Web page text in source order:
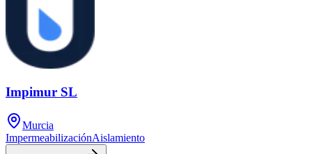
Impimur SL
Murcia
ImpermeabilizaciónAislamiento